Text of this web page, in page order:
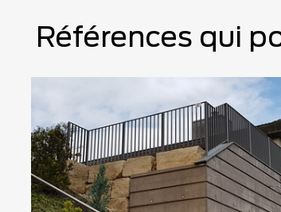
Références qui